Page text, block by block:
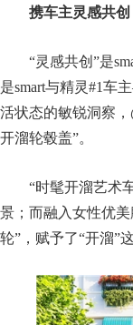
携车主灵感共
“灵感共创”是
是smart与精灵#1车
活状态的敏锐洞察
开溜轮毂盖”。
“时髦开溜艺术
景；而融入女性优
轮”，赋予了“开溜”